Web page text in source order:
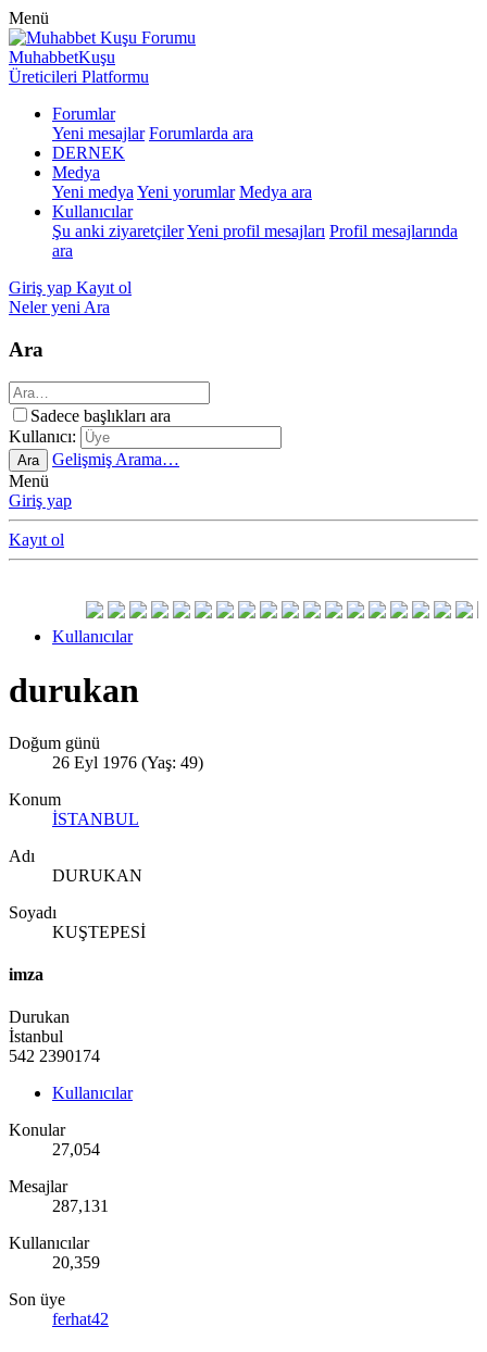
Menü
MuhabbetKuşu
Üreticileri Platformu
Forumlar
Yeni mesajlar Forumlarda ara
DERNEK
Medya
Yeni medya Yeni yorumlar Medya ara
Kullanıcılar
Şu anki ziyaretçilerYeni profil mesajları Profil mesajlarında
ara
Giriş yap Kayıt ol
Neler yeni Ara
Ara
Sadece başlıkları ara
Kullanıcı:
Ara
Gelişmiş Arama…
Menü
Giriş yap
Kayıt ol
Kullanıcılar
durukan
Doğum günü
26 Eyl 1976 (Yaş: 49)
Konum
İSTANBUL
Adı
DURUKAN
Soyadı
KUŞTEPESİ
imza
Durukan
İstanbul
542 2390174
Kullanıcılar
Konular
27,054
Mesajlar
287,131
Kullanıcılar
20,359
Son üye
ferhat42